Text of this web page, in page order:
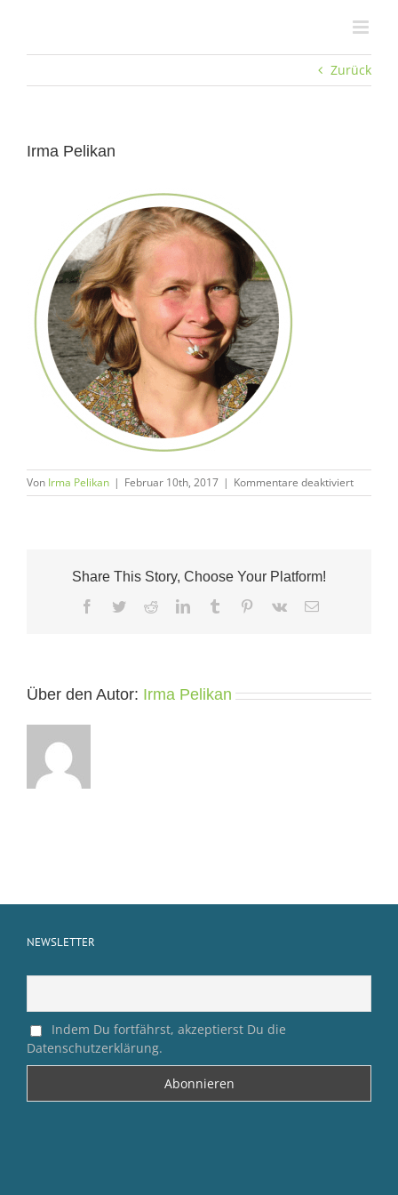
Zurück
Irma Pelikan
Von Irma Pelikan | Februar 10th, 2017 | Kommentare deaktiviertfür
Irma
Share This Story, Choose Your Platform!
Facebook
TwitterRedditLinkedInTumblr Pinterest
Vk
E-
Über den Autor: Irma Pelikan
NEWSLETTER
Indem Du fortfährst, akzeptierst Du die
Datenschutzerklärung.